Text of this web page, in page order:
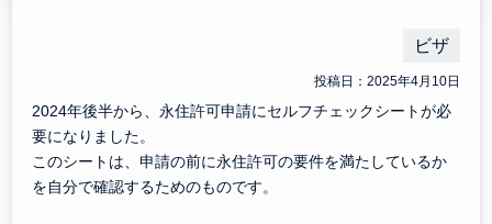
投稿日：2025年4月10日
ビザ
2024年後半から、永住許可申請にセルフチェックシートが必
要になりました。
このシートは、申請の前に永住許可の要件を満たしているか
を自分で確認するためのものです。